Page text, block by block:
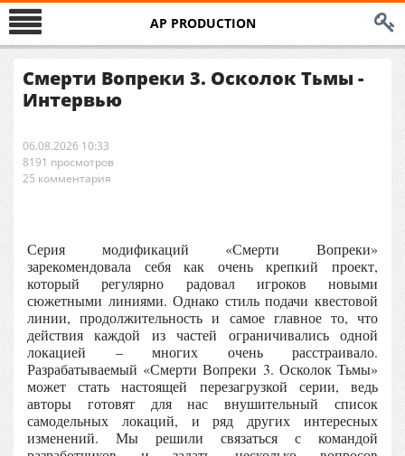
AP PRODUCTION
Смерти Вопреки 3. Осколок Тьмы -
Интервью
06.08.2026 10:33
8191 просмотров
25 комментария
Серия модификаций «Смерти Вопреки»
зарекомендовала себя как очень крепкий проект,
который регулярно радовал игроков новыми
сюжетными линиями. Однако стиль подачи квестовой
линии, продолжительность и самое главное то, что
действия каждой из частей ограничивались одной
локацией – многих очень расстраивало.
Разрабатываемый «Смерти Вопреки 3. Осколок Тьмы»
может стать настоящей перезагрузкой серии, ведь
авторы готовят для нас внушительный список
самодельных локаций, и ряд других интересных
изменений. Мы решили связаться с командой